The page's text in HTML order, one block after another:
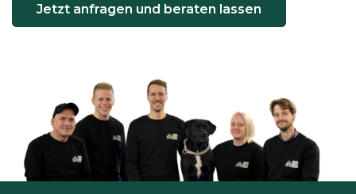
Jetzt anfragen und beraten lassen